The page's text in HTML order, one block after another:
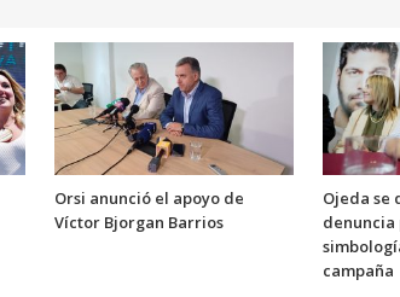
Orsi anunció el apoyo de
Víctor Bjorgan Barrios
Ojeda se
denuncia
campaña